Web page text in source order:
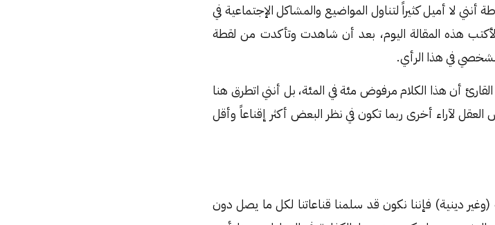
أنني لا أميل كثيراً لتناول المواضيع والمشاكل الإجتماعية في
هذه المقالة اليوم، بعد أن شاهدت وتأكدت من لقطة
في هذا الرأي.
أن هذا الكلام مرفوض مئة في المئة، بل أنني اتطرق هنا
لآراء أخرى ربما تكون في نظر البعض أكثر إقناعاً وأقل
دينية) فإننا نكون قد سلمنا قناعاتنا لكل ما يصل دون